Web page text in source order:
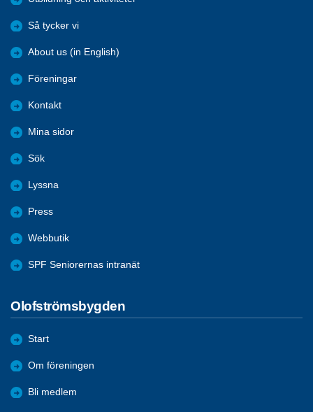
Så tycker vi
About us (in English)
Föreningar
Kontakt
Mina sidor
Sök
Lyssna
Press
Webbutik
SPF Seniorernas intranät
Olofströmsbygden
Start
Om föreningen
Bli medlem